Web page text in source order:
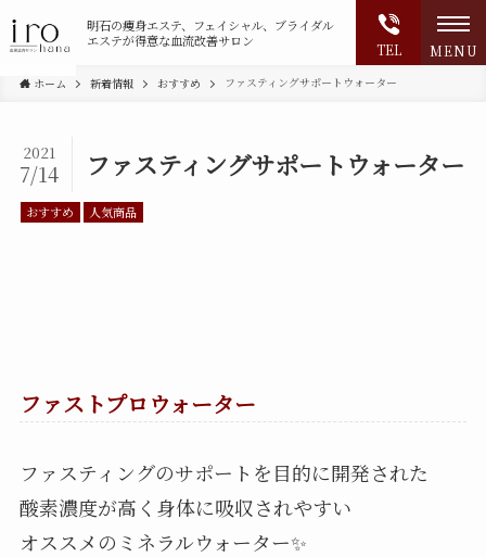
明石の痩身エステ、フェイシャル、ブライダル
エステが得意な血流改善サロン
TEL MENU
ホーム 新着情報 おすすめ ファスティングサポートウォーター
ファスティングサポートウォーター
2021
7/14
おすすめ 人気商品
ファストプロウォーター
ファスティングのサポートを目的に開発された
酸素濃度が高く身体に吸収されやすい
オススメのミネラルウォーター✨